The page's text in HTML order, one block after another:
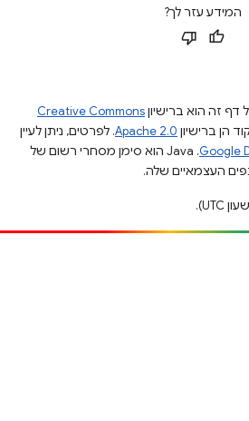
המידע עזר לך?
דף זה הוא ברישיוןCreative Commons
הן ברישיון Apache 2.0. לפרטים, ניתן לעיין
.‏ Java הוא סימן מסחרי רשום של